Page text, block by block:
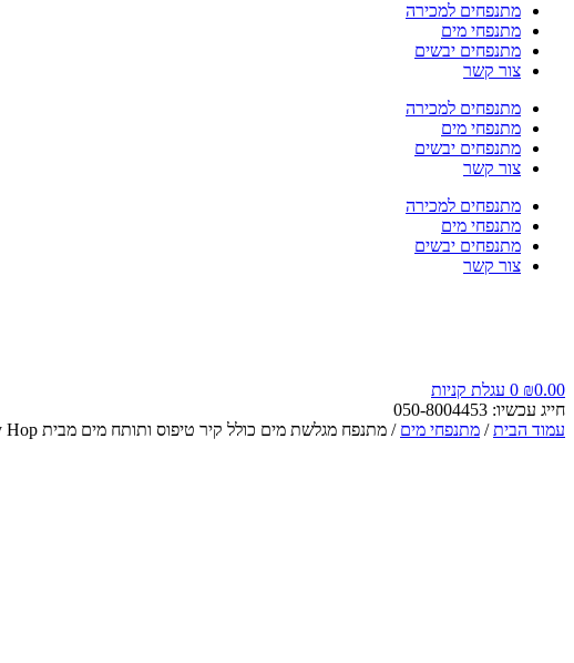
מתנפחים למכירה
מתנפחי מים
מתנפחים יבשים
צור קשר
מתנפחים למכירה
מתנפחי מים
מתנפחים יבשים
צור קשר
מתנפחים למכירה
מתנפחי מים
מתנפחים יבשים
צור קשר
₪0.00
0 עגלת קניות
חייג עכשיו: 050-8004453
עמוד הבית/ מתנפחי מים / מתנפח מגלשת מים כולל קיר טיפוס ותותח מים מבית Happy Hop דגם 9117N